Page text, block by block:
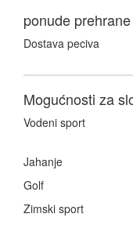
ponude prehrane
Dostava peciva
Mogućnosti za
Vodeni sport
Jahanje
Golf
Zimski sport